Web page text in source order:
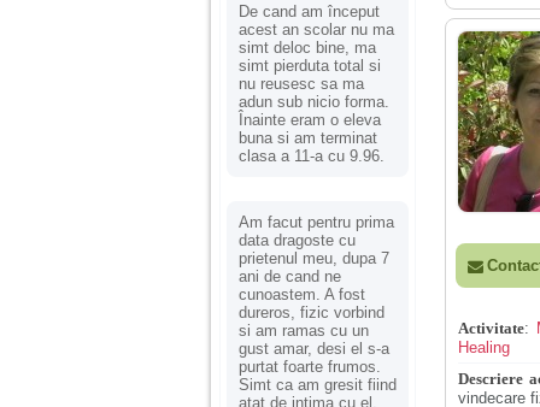
De cand am început
acest an scolar nu ma
simt deloc bine, ma
simt pierduta total si
nu reusesc sa ma
adun sub nicio forma.
Înainte eram o eleva
buna si am terminat
clasa a 11-a cu 9.96.
Am facut pentru prima
data dragoste cu
prietenul meu, dupa 7
ani de cand ne
cunoastem. A fost
dureros, fizic vorbind
si am ramas cu un
gust amar, desi el s-a
purtat foarte frumos.
Simt ca am gresit fiind
atat de intima cu el.
Activitate:
Healing
Descriere
vindecare